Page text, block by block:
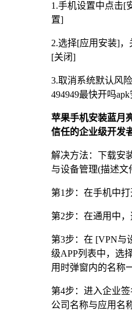
1.手机设置中点击[
置]
2.选择[应用安装]
[关闭]
3.取消系统默认风
494949最快开吗apk
苹果手机安装蓝月
信任的企业级开发
解决方法：下载安
与设备管理(描述
第1步：在手机中
第2步：在通用中
第3步：在 [VPN与
级APP列表中，选
用时弹窗内的名称
第4步：进入企业
公司名称与应用名